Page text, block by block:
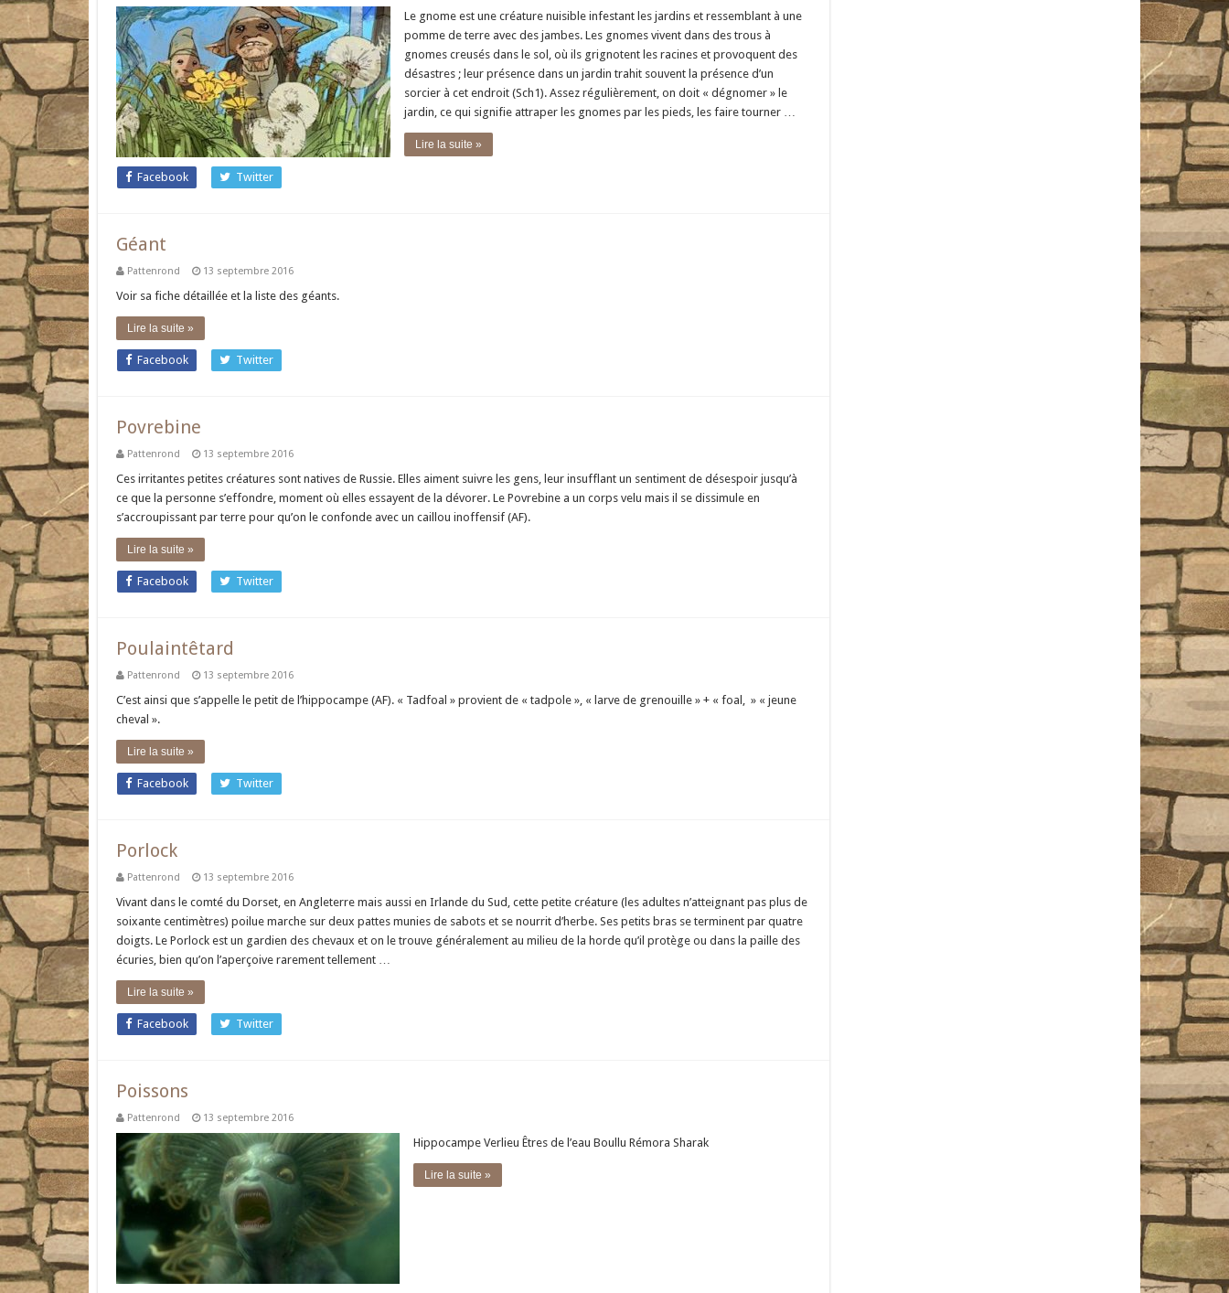
Le gnome est une créature nuisible infestant les jardins et ressemblant à une
pomme de terre avec des jambes. Les gnomes vivent dans des trous à
gnomes creusés dans le sol, où ils grignotent les racines et provoquent des
désastres ; leur présence dans un jardin trahit souvent la présence d’un
sorcier à cet endroit (Sch1). Assez régulièrement, on doit « dégnomer » le
jardin, ce qui signifie attraper les gnomes par les pieds, les faire tourner …
Lire la suite »
Facebook Twitter
Géant
Pattenrond 13 septembre 2016
Voir sa fiche détaillée et la liste des géants.
Lire la suite »
Facebook Twitter
Povrebine
Pattenrond 13 septembre 2016
Ces irritantes petites créatures sont natives de Russie. Elles aiment suivre les gens, leur insufflant un sentiment de désespoir jusqu’à
ce que la personne s’effondre, moment où elles essayent de la dévorer. Le Povrebine a un corps velu mais il se dissimule en
s’accroupissant par terre pour qu’on le confonde avec un caillou inoffensif (AF).
Lire la suite »
Facebook Twitter
Poulaintêtard
Pattenrond 13 septembre 2016
C’est ainsi que s’appelle le petit de l’hippocampe (AF). « Tadfoal » provient de « tadpole », « larve de grenouille » + « foal, » « jeune
cheval ».
Lire la suite »
Facebook Twitter
Porlock
Pattenrond 13 septembre 2016
Vivant dans le comté du Dorset, en Angleterre mais aussi en Irlande du Sud, cette petite créature (les adultes n’atteignant pas plus de
soixante centimètres) poilue marche sur deux pattes munies de sabots et se nourrit d’herbe. Ses petits bras se terminent par quatre
doigts. Le Porlock est un gardien des chevaux et on le trouve généralement au milieu de la horde qu’il protège ou dans la paille des
écuries, bien qu’on l’aperçoive rarement tellement …
Lire la suite »
Facebook Twitter
Poissons
Pattenrond 13 septembre 2016
Hippocampe Verlieu Êtres de l’eau Boullu Rémora Sharak
Lire la suite »